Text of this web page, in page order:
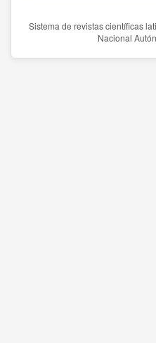
Sistema de revistas científicas
Nacional